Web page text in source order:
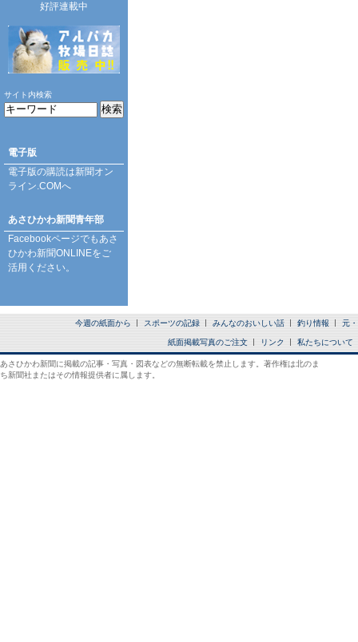
好評連載中
サイト内検索
電子版
電子版の購読は新聞オン
ライン.COMへ
あさひかわ新聞青年部
Facebookページでもあさ
ひかわ新聞ONLINEをご
活用ください。
今週の紙面から スポーツの記録 みんなのおいしい話 釣り情報 元
紙面掲載写真のご注文 リンク 私たちについて
あさひかわ新聞に掲載の記事・写真・図表などの無断転載を禁止します。著作権は北のま
ち新聞社またはその情報提供者に属します。